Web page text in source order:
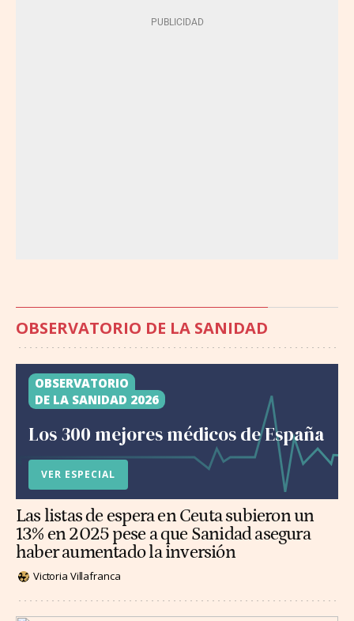
OBSERVATORIO DE LA SANIDAD
OBSERVATORIO
DE LA SANIDAD 2026
Los 300 mejores médicos de España
VER ESPECIAL
Las listas de espera en Ceuta subieron un
13% en 2025 pese a que Sanidad asegura
haber aumentado la inversión
Victoria Villafranca